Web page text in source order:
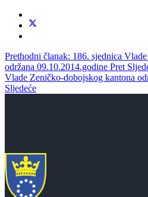
Prethodni članak: 186. sjednica
održana 09.10.2014.godine Pret
Vlade Zeničko-dobojskog kantona
Sljedeće